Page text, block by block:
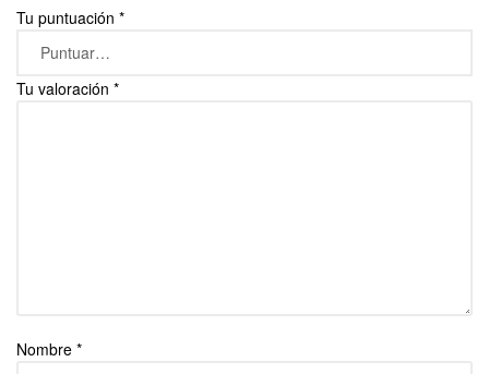
Tu puntuación *
Tu valoración *
Nombre *